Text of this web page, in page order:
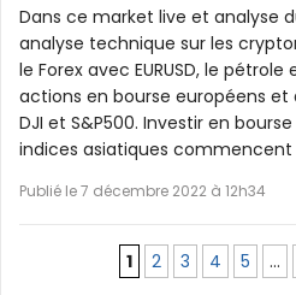
Dans ce market live et analyse
analyse technique sur les
le Forex avec EURUSD, le
actions en bourse européens et
DJI et S&P500. Investir en bourse
indices asiatiques commencent
Publié le 7 décembre 2022 à 12h34
1 2 3 4 5 …